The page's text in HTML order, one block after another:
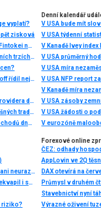
vyplatí?
zisková
Léto v plném proudu, trhy také: Top 3 obchody traderů Fintokei na indexech a zlatě
Chamtivost a strach: Největší cenové pohyby na finančních trzích (červenec 2026)
Stvořil elitní klub, kde Ameriku obral o 65 miliard. Madoff řídil největší Ponzi dějin
Historická data, kde je získat, jak připojit svého data providera do MultiCharts a proč je budeme potřebovat? (4. díl)
Jak obchodují profíci: Fibonacci trading - systém úspěšných traderů
Burza v LA chtěla sesadit Wall Street. Místo ropných obchodů dnes místem duní basy
Denní kalendář
V USA bude mít
V USA týdenní
V Kanadě Ivey index
V USA průměrný
V USA míra
V USA NFP report
V Kanadě míra
V USA zásoby
V USA žádosti o
V eurozóně
Akciová analýza: Výsledky McDonald’s nepotěšily, ale ani neurazily. Jakou vizi společnost prezentovala?
Akcie Microsoftu zlomily 26 let starý rekord. Důvod překvapil i samotné investory
riziko?
Forexové online
ČEZ: odhady
Stavebnictví nyní